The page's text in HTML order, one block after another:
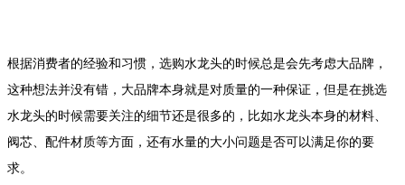
根据消费者的经验和习惯，选购水龙头的时候总是会先考虑大品牌，
这种想法并没有错，大品牌本身就是对质量的一种保证，但是在挑选
水龙头的时候需要关注的细节还是很多的，比如水龙头本身的材料、
阀芯、配件材质等方面，还有水量的大小问题是否可以满足你的要
求。